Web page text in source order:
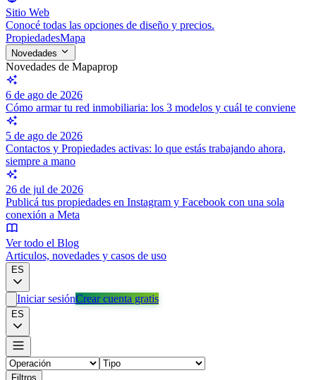
Sitio Web
Conocé todas las opciones de diseño y precios.
PropiedadesMapa
Novedades
Novedades de Mapaprop
6 de ago de 2026
Cómo armar tu red inmobiliaria: los 3 modelos y cuál te conviene
5 de ago de 2026
Contactos y Propiedades activas: lo que estás trabajando ahora,
siempre a mano
26 de jul de 2026
Publicá tus propiedades en Instagram y Facebook con una sola
conexión a Meta
Ver todo el Blog
Articulos, novedades y casos de uso
ES
Iniciar sesiónCrear cuenta gratis
ES
Filtros